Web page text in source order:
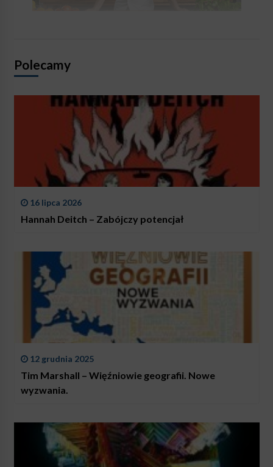
Polecamy
16 lipca 2026
Hannah Deitch – Zabójczy potencjał
12 grudnia 2025
Tim Marshall – Więźniowie geografii. Nowe
wyzwania.